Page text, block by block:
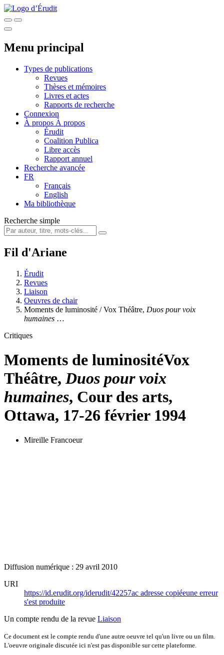
Menu principal
Types de publications
Revues
Thèses et mémoires
Livres et actes
Rapports de recherche
Connexion
À propos À propos
Érudit
Coalition Publica
Libre accès
Rapport annuel
Recherche avancée
FR
Français
English
Ma bibliothèque
Recherche simple
Fil d'Ariane
Érudit
Revues
Liaison
Oeuvres de chair
Moments de luminosité / Vox Théâtre, Duos pour voix
humaines …
Critiques
Moments de luminositéVox
Théâtre, Duos pour voix
humaines, Cour des arts,
Ottawa, 17-26 février 1994
Mireille Francoeur
Diffusion numérique : 29 avril 2010
URI
https://id.erudit.org/iderudit/42257ac adresse copiéeune erreur
s'est produite
Un compte rendu de la revue Liaison
Ce document est le compte rendu d'une autre oeuvre tel qu'un livre ou un film.
L'oeuvre originale discutée ici n'est pas disponible sur cette plateforme.